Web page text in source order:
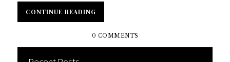
ผู้บุกเบิกด้านกลไกนาฬิกา ในยุคช่วงท้ายศตวรรษที่ 19
เรื่องราวทั้งหมดเริ่มต้นขึ้นเมื่อ 190 ปีก่อน หรือเมื่อปี
ค.ศ. 1832 และ KATEXOXO จะพาคุณกลับไปจุดเริ่มต้น
พร้อม ๆ กัน Early History อุตสาหกรรมการผลิต
นาฬิกาของสวิสดูแตกต่างไปจากเดิมมากในช่วงต้น
CONTINUE READING
CONTINUE READING
0 COMMENTS